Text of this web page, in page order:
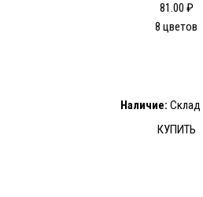
81.00 ₽
8 цветов
Наличие:
КУПИТЬ